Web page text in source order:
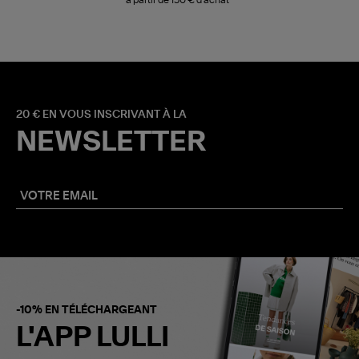
20 € EN VOUS INSCRIVANT À LA
NEWSLETTER
-10% EN TÉLÉCHARGEANT
L'APP LULLI